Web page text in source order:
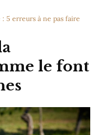
5 erreurs à ne pas faire
le font